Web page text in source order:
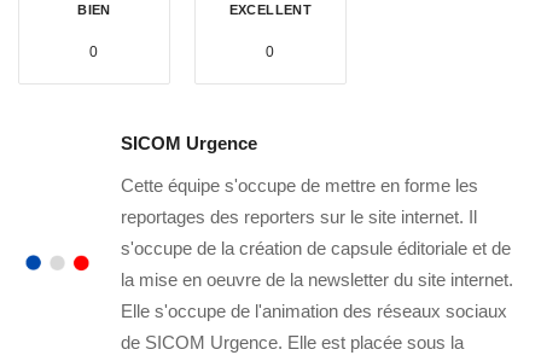
BIEN
0
EXCELLENT
0
SICOM Urgence
Cette équipe s'occupe de mettre en forme les
reportages des reporters sur le site internet. Il
s'occupe de la création de capsule éditoriale et de
la mise en oeuvre de la newsletter du site internet.
Elle s'occupe de l'animation des réseaux sociaux
de SICOM Urgence. Elle est placée sous la